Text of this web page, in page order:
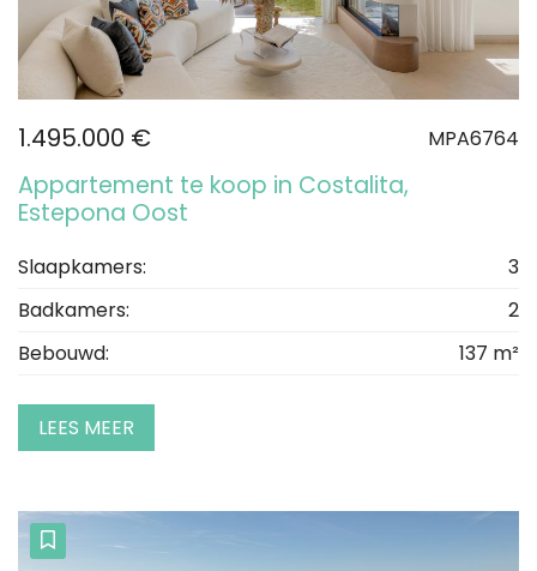
1.495.000 € MPA6764
Appartement te koop in Costalita,
Estepona Oost
Slaapkamers:
3
Badkamers:
2
Bebouwd:
137 m²
LEES MEER